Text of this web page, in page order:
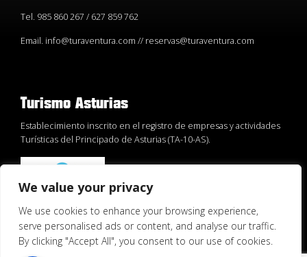
We value your privacy
We use cookies to enhance your browsing experience,
serve personalised ads or content, and analyse our traffic.
By clicking "Accept All", you consent to our use of cookies.
Tel. 985 860 267 / 627 859 762
Email. info@turaventura.com // reservas@turaventura.com
Turismo Asturias
Establecimiento inscrito en el registro de empresas y actividades
Turísticas del Principado de Asturias (TA-10-AS).